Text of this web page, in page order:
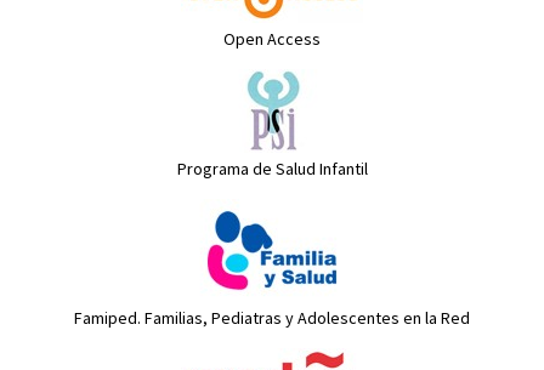
Open Access
Programa de Salud Infantil
Famiped. Familias, Pediatras y Adolescentes en la Red